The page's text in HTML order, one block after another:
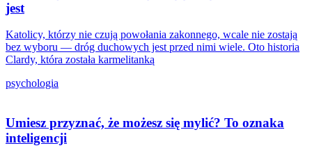
jest
Katolicy, którzy nie czują powołania zakonnego, wcale nie zostają
bez wyboru — dróg duchowych jest przed nimi wiele. Oto historia
Clardy, która została karmelitanką
psychologia
Umiesz przyznać, że możesz się mylić? To oznaka
inteligencji